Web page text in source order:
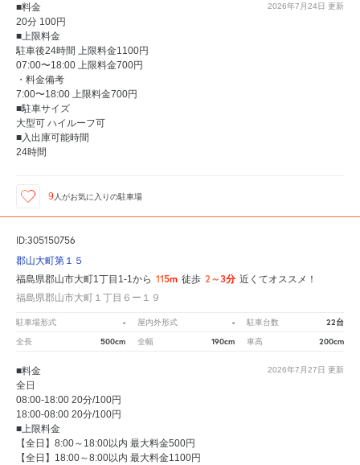
2026年7月24日 更新
■料金
20分 100円
■上限料金
駐車後24時間 上限料金1100円
07:00〜18:00 上限料金700円
・料金備考
7:00〜18:00 上限料金700円
■駐車サイズ
大型可 ハイルーフ可
■入出庫可能時間
24時間
9 人がお気に入りの駐車場
ID:305150756
郡山大町第１５
福島県郡山市大町1丁目1-1から 115m 徒歩 2～3分 近くてオススメ！
福島県郡山市大町１丁目６ー１９
駐車場形式 - 屋内外形式 - 駐車台数 22台
全長 500cm 全幅 190cm 車高 200cm
2026年7月27日 更新
■料金
全日
08:00-18:00 20分/100円
18:00-08:00 20分/100円
■上限料金
【全日】8:00～18:00以内 最大料金500円
【全日】18:00～8:00以内 最大料金1100円